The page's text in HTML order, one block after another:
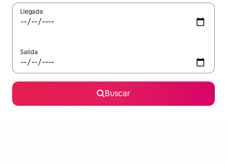
Llegada
Salida
Buscar